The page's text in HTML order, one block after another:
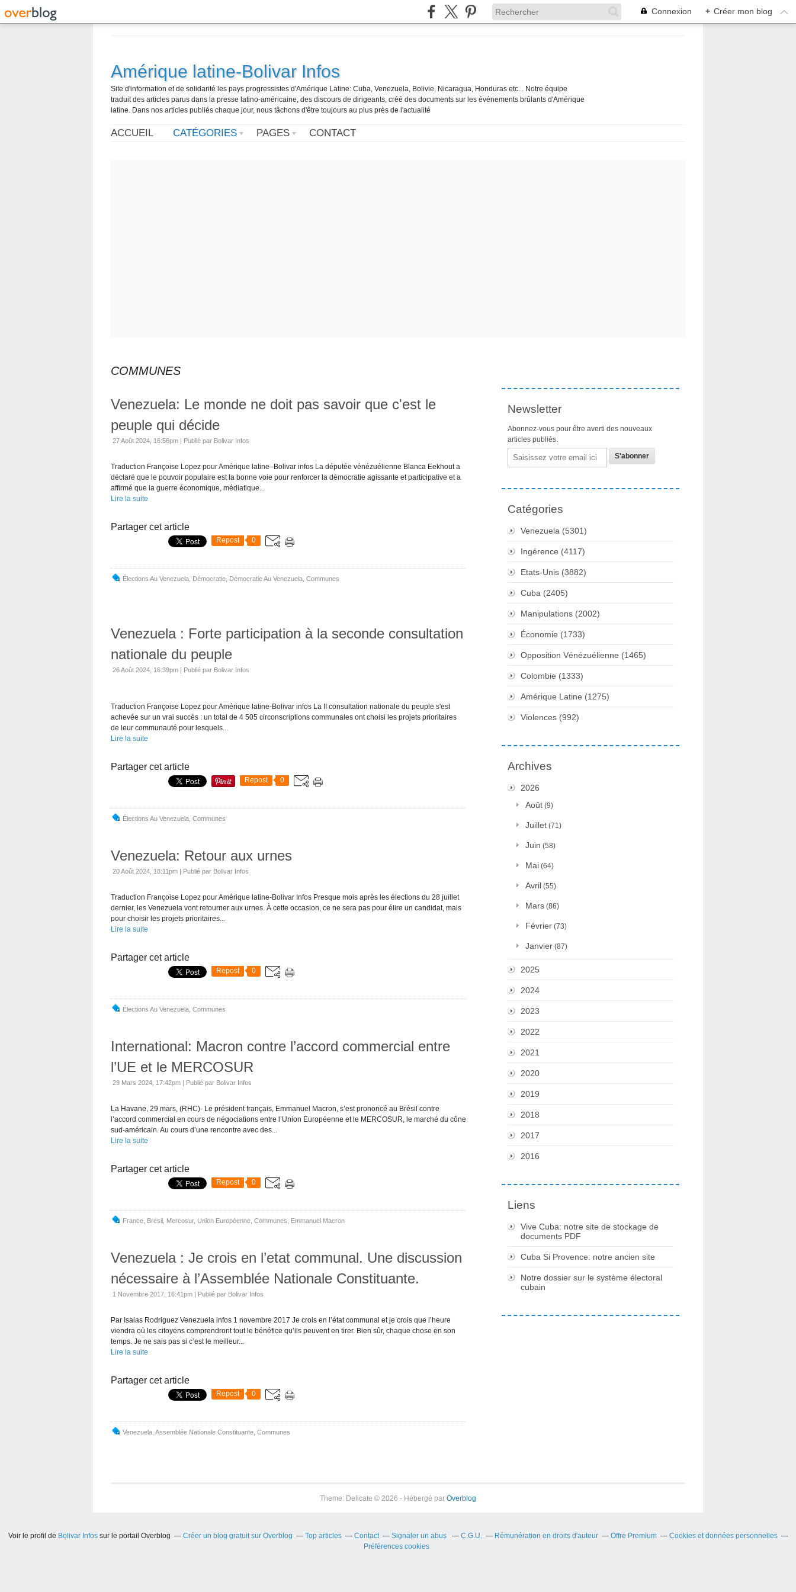
Connexion + Créer mon blog
Amérique latine-Bolivar Infos
Site d'information et de solidarité les pays progressistes d'Amérique Latine: Cuba, Venezuela, Bolivie, Nicaragua, Honduras etc... Notre équipe
traduit des articles parus dans la presse latino-américaine, des discours de dirigeants, créé des documents sur les événements brûlants d'Amérique
latine. Dans nos articles publiés chaque jour, nous tâchons d'être toujours au plus près de l'actualité
ACCUEIL CATÉGORIES PAGES CONTACT
COMMUNES
Venezuela: Le monde ne doit pas savoir que c'est le
peuple qui décide
27 Août 2024, 16:56pm | Publié par Bolivar Infos
Traduction Françoise Lopez pour Amérique latine–Bolivar infos La députée vénézuélienne Blanca Eekhout a
déclaré que le pouvoir populaire est la bonne voie pour renforcer la démocratie agissante et participative et a
affirmé que la guerre économique, médiatique...
Lire la suite
Partager cet article
Repost 0
Élections Au Venezuela Démocratie Démocratie Au Venezuela Communes
Venezuela : Forte participation à la seconde consultation
nationale du peuple
26 Août 2024, 16:39pm | Publié par Bolivar Infos
Traduction Françoise Lopez pour Amérique latine-Bolivar infos La II consultation nationale du peuple s'est
achevée sur un vrai succès : un total de 4 505 circonscriptions communales ont choisi les projets prioritaires
de leur communauté pour lesquels...
Lire la suite
Partager cet article
Repost 0
Élections Au Venezuela Communes
Venezuela: Retour aux urnes
20 Août 2024, 18:11pm | Publié par Bolivar Infos
Traduction Françoise Lopez pour Amérique latine-Bolivar Infos Presque mois après les élections du 28 juillet
dernier, les Venezuela vont retourner aux urnes. À cette occasion, ce ne sera pas pour élire un candidat, mais
pour choisir les projets prioritaires...
Lire la suite
Partager cet article
Repost 0
Élections Au Venezuela Communes
International: Macron contre l’accord commercial entre
l’UE et le MERCOSUR
29 Mars 2024, 17:42pm | Publié par Bolivar Infos
La Havane, 29 mars, (RHC)- Le président français, Emmanuel Macron, s’est prononcé au Brésil contre
l’accord commercial en cours de négociations entre l’Union Européenne et le MERCOSUR, le marché du cône
sud-américain. Au cours d’une rencontre avec des...
Lire la suite
Partager cet article
Repost 0
France Brésil Mercosur, Union Européenne Communes Emmanuel Macron
Venezuela : Je crois en l’etat communal. Une discussion
nécessaire à l’Assemblée Nationale Constituante.
1 Novembre 2017, 16:41pm | Publié par Bolivar Infos
Par Isaias Rodriguez Venezuela infos 1 novembre 2017 Je crois en l’état communal et je crois que l’heure
viendra où les citoyens comprendront tout le bénéfice qu’ils peuvent en tirer. Bien sûr, chaque chose en son
temps. Je ne sais pas si c’est le meilleur...
Lire la suite
Partager cet article
Repost 0
Venezuela Assemblée Nationale Constituante Communes
Newsletter
Abonnez-vous pour être averti des nouveaux
articles publiés.
Email
Catégories
Venezuela (5301)
Ingérence (4117)
Etats-Unis (3882)
Cuba (2405)
Manipulations (2002)
Économie (1733)
Opposition Vénézuélienne (1465)
Colombie (1333)
Amérique Latine (1275)
Violences (992)
Archives
2026
Août (9)
Juillet (71)
Juin (58)
Mai (64)
Avril (55)
Mars (86)
Février (73)
Janvier (87)
2025
2024
2023
2022
2021
2020
2019
2018
2017
2016
Liens
Vive Cuba: notre site de stockage de
documents PDF
Cuba Si Provence: notre ancien site
Notre dossier sur le système électoral
cubain
Theme: Delicate © 2026 - Hébergé par Overblog
Voir le profil de Bolivar Infossur le portail Overblog Créer un blog gratuit sur Overblog Top articles Contact Signaler un abus C.G.U. Rémunération en droits d'auteur Offre Premium
Cookies et données personnelles
Préférences cookies